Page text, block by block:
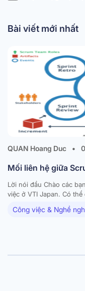
Bài viết mới nhất
QUAN Hoang Duc •
Mối liên hệ giữa
Lời nói đầu Chào các
việc ở VTI Japan. Có
1 nền tảng blog IT
bạn đón đọc mình ở…
Công việc & Nghề